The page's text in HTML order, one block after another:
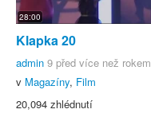
28:00
Klapka 20
admin 9 před více než rokem
v Magazíny, Film
20,094 zhlédnutí